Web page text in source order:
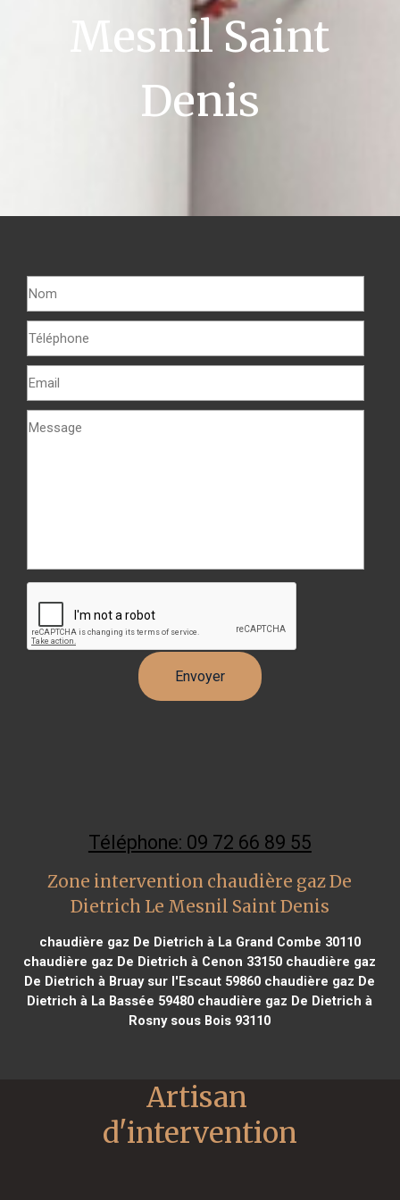
Mesnil Saint
Denis
Téléphone: 09 72 66 89 55
Zone intervention chaudière gaz De
Dietrich Le Mesnil Saint Denis
chaudière gaz De Dietrich à La Grand Combe 30110
chaudière gaz De Dietrich à Cenon 33150 chaudière gaz
De Dietrich à Bruay sur l'Escaut 59860 chaudière gaz De
Dietrich à La Bassée 59480 chaudière gaz De Dietrich à
Rosny sous Bois 93110
Artisan
d'intervention